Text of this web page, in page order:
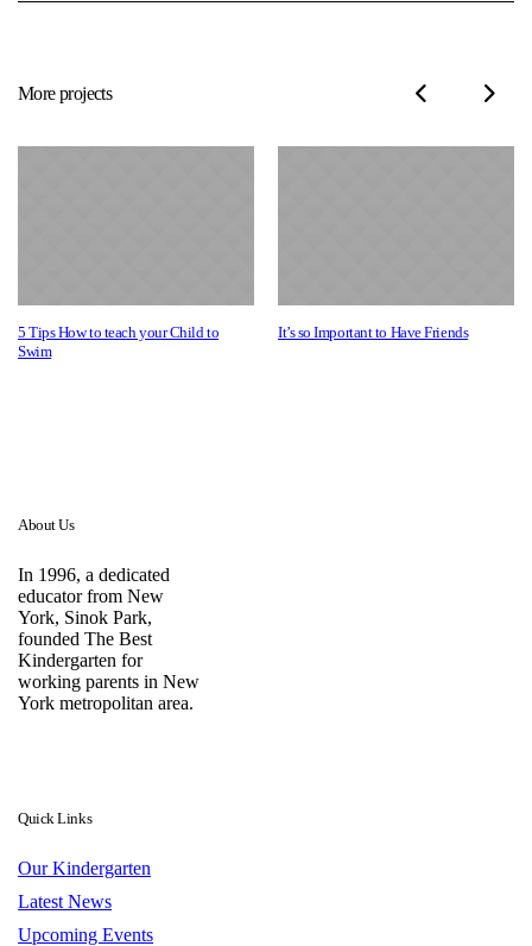
More projects
5 Tips How to teach your Child to
Swim
It’s so Important to Have Friends
About Us
In 1996, a dedicated
educator from New
York, Sinok Park,
founded The Best
Kindergarten for
working parents in New
York metropolitan area.
Quick Links
Our Kindergarten
Latest News
Upcoming Events